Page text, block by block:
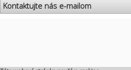
Kontaktujte nás e-mailom